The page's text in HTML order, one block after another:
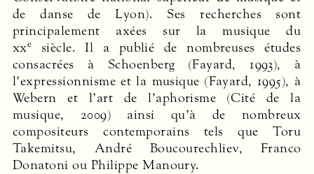
de danse de Lyon). Ses recherches sont
principalement axées sur la musique du
xxe
siècle. Il a publié de nombreuses études
consacrées à Schoenberg (Fayard, 1993), à
l’expressionnisme et la musique (Fayard, 1995), à
Webern et l’art de l’aphorisme (Cité de la
musique, 2009) ainsi qu’à de nombreux
compositeurs contemporains tels que Toru
Takemitsu, André Boucourechliev, Franco
Donatoni ou Philippe Manoury.